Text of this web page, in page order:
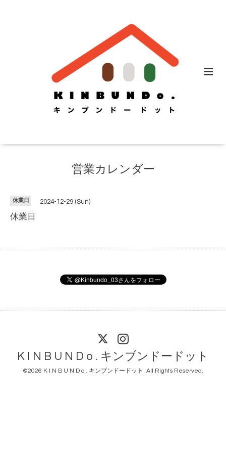
営業カレンダー
休業日 2024-12-29 (Sun)
休業日
K I N B U N D o . キンブンドードット
©2026 K I N B U N D o . キンブンドードット . All Rights Reserved.